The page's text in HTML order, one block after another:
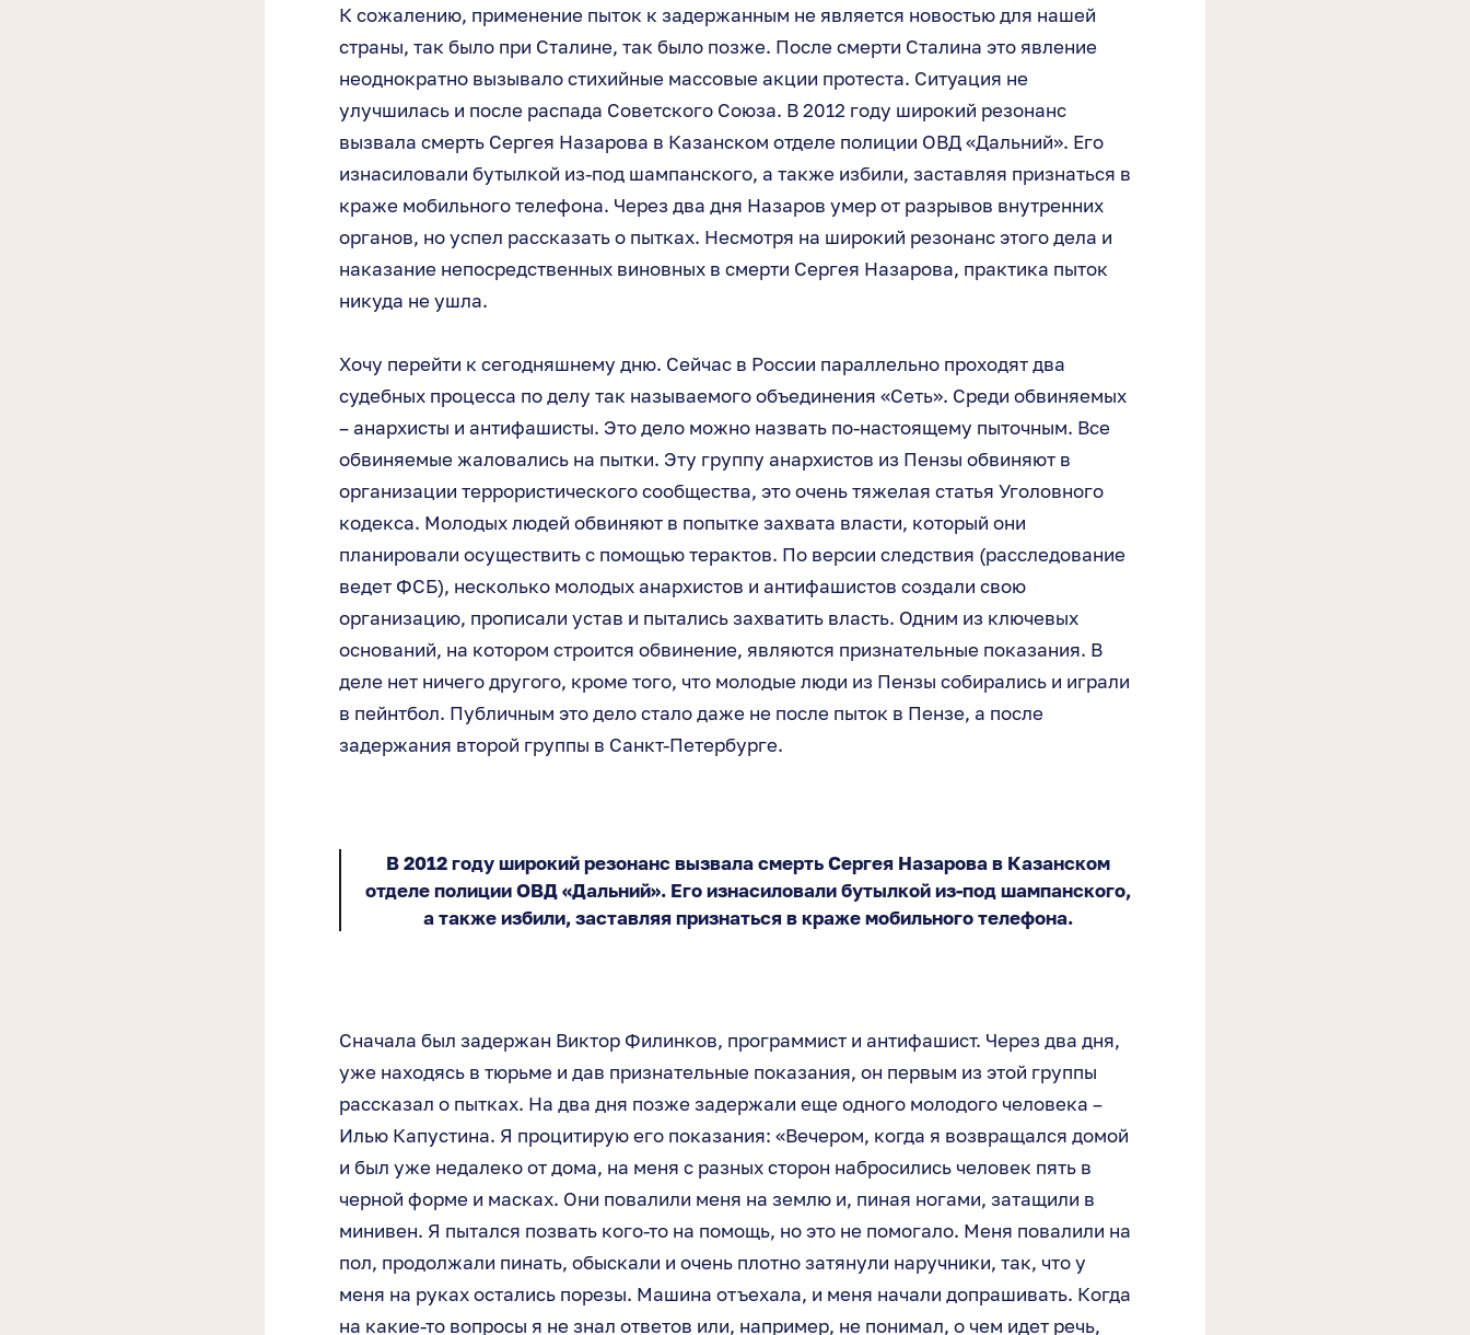
К сожалению, применение пыток к задержанным не является новостью для нашей
страны, так было при Сталине, так было позже. После смерти Сталина это явление
неоднократно вызывало стихийные массовые акции протеста. Ситуация не
улучшилась и после распада Советского Союза. В 2012 году широкий резонанс
вызвала смерть Сергея Назарова в Казанском отделе полиции ОВД «Дальний». Его
изнасиловали бутылкой из-под шампанского, а также избили, заставляя признаться в
краже мобильного телефона. Через два дня Назаров умер от разрывов внутренних
органов, но успел рассказать о пытках. Несмотря на широкий резонанс этого дела и
наказание непосредственных виновных в смерти Сергея Назарова, практика пыток
никуда не ушла.
Хочу перейти к сегодняшнему дню. Сейчас в России параллельно проходят два
судебных процесса по делу так называемого объединения «Сеть». Среди обвиняемых
– анархисты и антифашисты. Это дело можно назвать по-настоящему пыточным. Все
обвиняемые жаловались на пытки. Эту группу анархистов из Пензы обвиняют в
организации террористического сообщества, это очень тяжелая статья Уголовного
кодекса. Молодых людей обвиняют в попытке захвата власти, который они
планировали осуществить с помощью терактов. По версии следствия (расследование
ведет ФСБ), несколько молодых анархистов и антифашистов создали свою
организацию, прописали устав и пытались захватить власть. Одним из ключевых
оснований, на котором строится обвинение, являются признательные показания. В
деле нет ничего другого, кроме того, что молодые люди из Пензы собирались и играли
в пейнтбол. Публичным это дело стало даже не после пыток в Пензе, а после
задержания второй группы в Санкт-Петербурге.
В 2012 году широкий резонанс вызвала смерть Сергея Назарова в Казанском
отделе полиции ОВД «Дальний». Его изнасиловали бутылкой из-под шампанского,
а также избили, заставляя признаться в краже мобильного телефона.
Сначала был задержан Виктор Филинков, программист и антифашист. Через два дня,
уже находясь в тюрьме и дав признательные показания, он первым из этой группы
рассказал о пытках. На два дня позже задержали еще одного молодого человека –
Илью Капустина. Я процитирую его показания: «Вечером, когда я возвращался домой
и был уже недалеко от дома, на меня с разных сторон набросились человек пять в
черной форме и масках. Они повалили меня на землю и, пиная ногами, затащили в
минивен. Я пытался позвать кого-то на помощь, но это не помогало. Меня повалили на
пол, продолжали пинать, обыскали и очень плотно затянули наручники, так, что у
меня на руках остались порезы. Машина отъехала, и меня начали допрашивать. Когда
на какие-то вопросы я не знал ответов или, например, не понимал, о чем идет речь,